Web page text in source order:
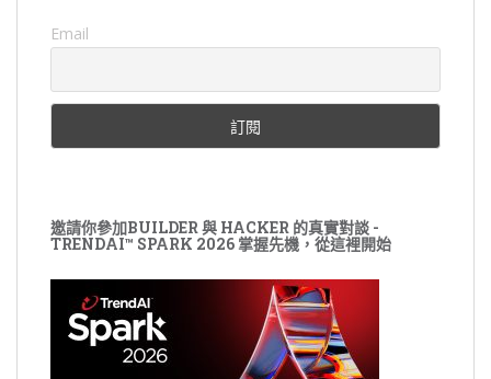
Email
邀請你參加BUILDER 與 HACKER 的真實對談 -
TRENDAI™ SPARK 2026 掌握先機，從這裡開始